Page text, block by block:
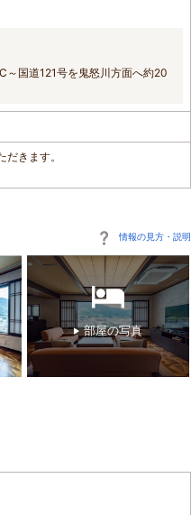
～国道121号を鬼怒川方面へ約20
きます。
情報の見方・説明
部屋の写真